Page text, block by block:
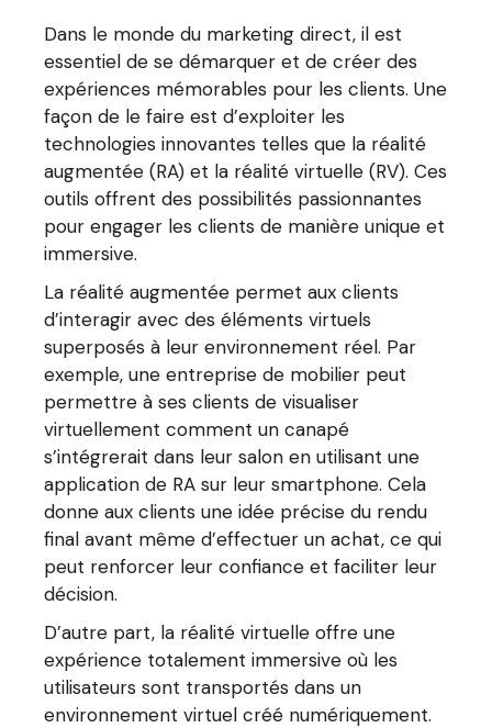
Dans le monde du marketing direct, il est
essentiel de se démarquer et de créer des
expériences mémorables pour les clients. Une
façon de le faire est d’exploiter les
technologies innovantes telles que la réalité
augmentée (RA) et la réalité virtuelle (RV). Ces
outils offrent des possibilités passionnantes
pour engager les clients de manière unique et
immersive.
La réalité augmentée permet aux clients
d’interagir avec des éléments virtuels
superposés à leur environnement réel. Par
exemple, une entreprise de mobilier peut
permettre à ses clients de visualiser
virtuellement comment un canapé
s’intégrerait dans leur salon en utilisant une
application de RA sur leur smartphone. Cela
donne aux clients une idée précise du rendu
final avant même d’effectuer un achat, ce qui
peut renforcer leur confiance et faciliter leur
décision.
D’autre part, la réalité virtuelle offre une
expérience totalement immersive où les
utilisateurs sont transportés dans un
environnement virtuel créé numériquement.